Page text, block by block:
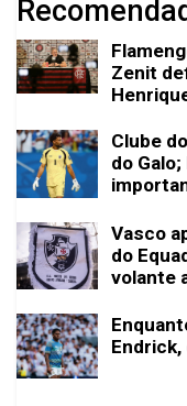
Zenit
Clube
do
Vasco
do
volante